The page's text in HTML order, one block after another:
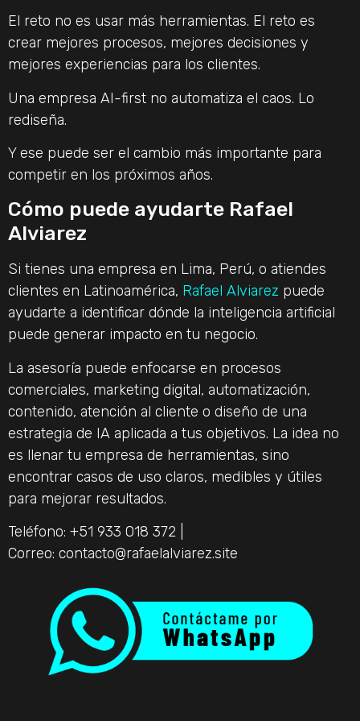
El reto no es usar más herramientas. El reto es
crear mejores procesos, mejores decisiones y
mejores experiencias para los clientes.
Una empresa AI-first no automatiza el caos. Lo
rediseña.
Y ese puede ser el cambio más importante para
competir en los próximos años.
Cómo puede ayudarte Rafael
Alviarez
Si tienes una empresa en Lima, Perú, o atiendes
clientes en Latinoamérica, Rafael Alviarez puede
ayudarte a identificar dónde la inteligencia artificial
puede generar impacto en tu negocio.
La asesoría puede enfocarse en procesos
comerciales, marketing digital, automatización,
contenido, atención al cliente o diseño de una
estrategia de IA aplicada a tus objetivos. La idea no
es llenar tu empresa de herramientas, sino
encontrar casos de uso claros, medibles y útiles
para mejorar resultados.
Teléfono: +51 933 018 372 |
Correo: contacto@rafaelalviarez.site